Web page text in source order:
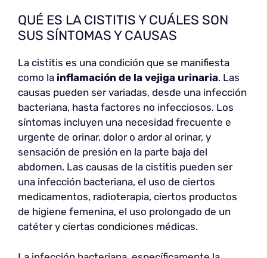
QUÉ ES LA CISTITIS Y CUÁLES SON
SUS SÍNTOMAS Y CAUSAS
La cistitis es una condición que se manifiesta
como la inflamación de la vejiga urinaria. Las
causas pueden ser variadas, desde una infección
bacteriana, hasta factores no infecciosos. Los
síntomas incluyen una necesidad frecuente e
urgente de orinar, dolor o ardor al orinar, y
sensación de presión en la parte baja del
abdomen. Las causas de la cistitis pueden ser
una infección bacteriana, el uso de ciertos
medicamentos, radioterapia, ciertos productos
de higiene femenina, el uso prolongado de un
catéter y ciertas condiciones médicas.